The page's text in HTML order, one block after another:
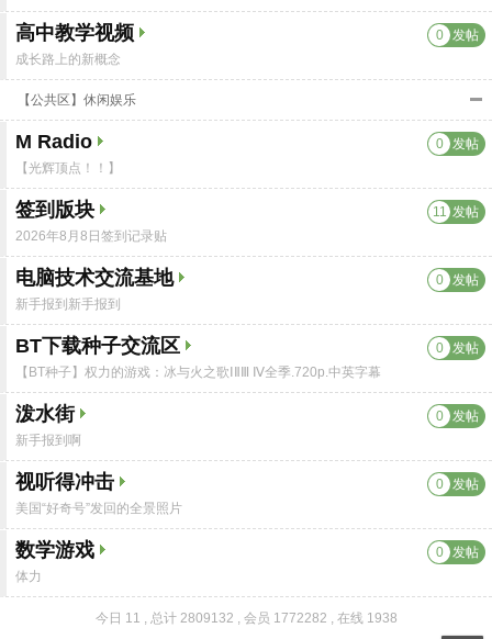
高中教学视频 发帖
0
成长路上的新概念
【公共区】休闲娱乐
M Radio 发帖
0
【光辉顶点！！】
签到版块 发帖
11
2026年8月8日签到记录贴
电脑技术交流基地 发帖
0
新手报到新手报到
BT下载种子交流区 发帖
0
【BT种子】权力的游戏：冰与火之歌ⅠⅡⅢ Ⅳ全季.720p.中英字幕
泼水街 发帖
0
新手报到啊
视听得冲击 发帖
0
美国“好奇号”发回的全景照片
数学游戏 发帖
0
体力
今日 11 , 总计 2809132 , 会员 1772282 , 在线 1938